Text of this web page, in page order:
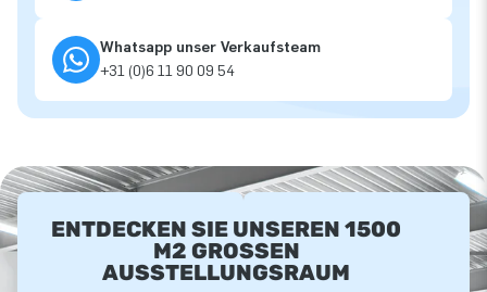
Whatsapp unser Verkaufsteam
+31 (0)6 11 90 09 54
ENTDECKEN SIE UNSEREN 1500
M2 GROSSEN A
USSTELLUNGSRAUM